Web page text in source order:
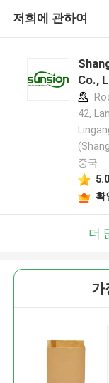
저희에 관하여
Co.,
42,
중국
5.0
확
더
가